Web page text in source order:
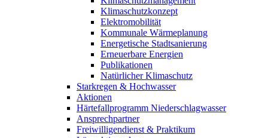
Klimaschutzkonzept
Elektromobilität
Kommunale Wärmeplanung
Energetische Stadtsanierung
Erneuerbare Energien
Publikationen
Natürlicher Klimaschutz
Starkregen & Hochwasser
Aktionen
Härtefallprogramm Niederschlagwasser
Ansprechpartner
Freiwilligendienst & Praktikum